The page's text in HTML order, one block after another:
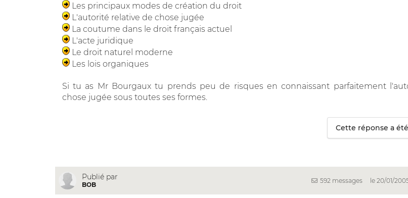
Les principaux modes de création du droit
L'autorité relative de chose jugée
La coutume dans le droit français actuel
L'acte juridique
Le droit naturel moderne
Les lois organiques
Si tu as Mr Bourgaux tu prends peu de risques en connaissant parfaitement
chose jugée sous toutes ses formes.
Cette réponse a
Publié par
BOB
592 messages le 20/01/